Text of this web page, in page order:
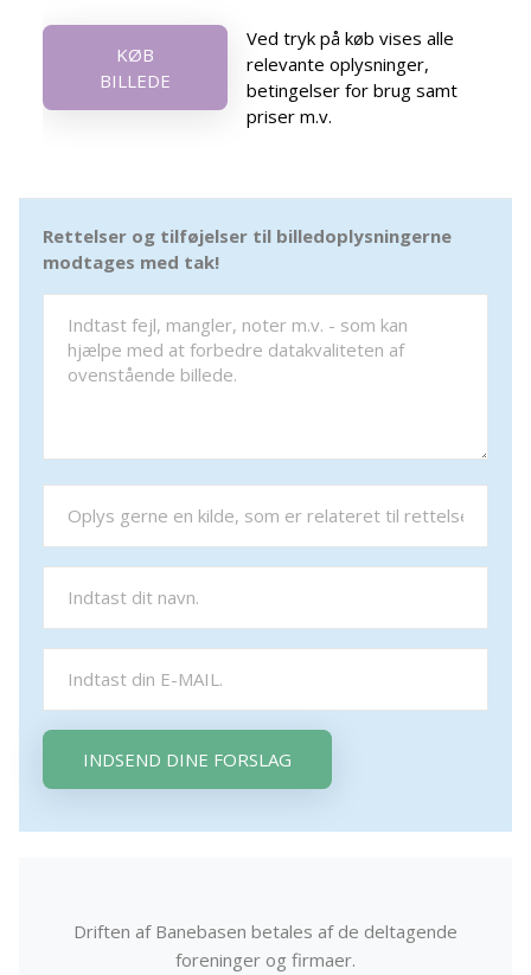
KØB
BILLEDE
Ved tryk på køb vises alle
relevante oplysninger,
betingelser for brug samt
priser m.v.
Rettelser og tilføjelser til billedoplysningerne
modtages med tak!
INDSEND DINE FORSLAG
Driften af Banebasen betales af de deltagende
foreninger og firmaer.